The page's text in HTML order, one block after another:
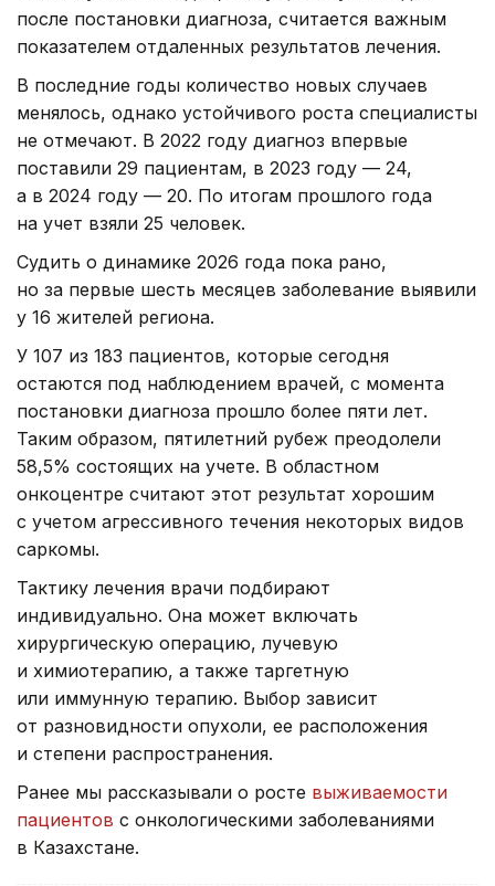
после постановки диагноза, считается важным
показателем отдаленных результатов лечения.
В последние годы количество новых случаев
менялось, однако устойчивого роста специалисты
не отмечают. В 2022 году диагноз впервые
поставили 29 пациентам, в 2023 году — 24,
а в 2024 году — 20. По итогам прошлого года
на учет взяли 25 человек.
Судить о динамике 2026 года пока рано,
но за первые шесть месяцев заболевание выявили
у 16 жителей региона.
У 107 из 183 пациентов, которые сегодня
остаются под наблюдением врачей, с момента
постановки диагноза прошло более пяти лет.
Таким образом, пятилетний рубеж преодолели
58,5% состоящих на учете. В областном
онкоцентре считают этот результат хорошим
с учетом агрессивного течения некоторых видов
саркомы.
Тактику лечения врачи подбирают
индивидуально. Она может включать
хирургическую операцию, лучевую
и химиотерапию, а также таргетную
или иммунную терапию. Выбор зависит
от разновидности опухоли, ее расположения
и степени распространения.
Ранее мы рассказывали о росте выживаемости
пациентов с онкологическими заболеваниями
в Казахстане.